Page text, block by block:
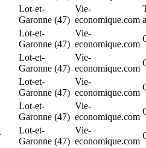
Lot-et-
Garonne (47)
Vie-
economique.com
Lot-et-
Garonne (47)
Vie-
economique.com
Lot-et-
Garonne (47)
Vie-
economique.com
Lot-et-
Garonne (47)
Vie-
economique.com
Lot-et-
Garonne (47)
Vie-
economique.com
Lot-et-
Garonne (47)
Vie-
economique.com